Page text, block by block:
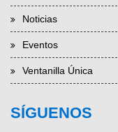
Noticias
Eventos
Ventanilla Única
SÍGUENOS